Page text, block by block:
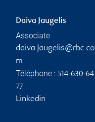
Daiva Jaugelis
Associate
daiva.jaugelis@rbc.co
m
Téléphone : 514-630-64
77
Linkedin